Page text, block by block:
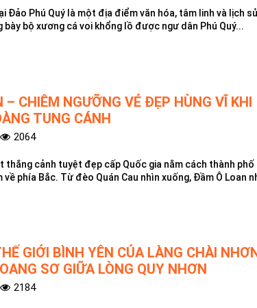
Đảo Phú Quý là một địa điểm văn hóa, tâm linh và lịch
bộ xương cá voi khổng lồ được ngư dân Phú Quý...
– CHIÊM NGƯỠNG VẺ ĐẸP HÙNG VĨ KHI
TUNG CÁNH
2064
thắng cảnh tuyệt đẹp cấp Quốc gia nằm cách thành phố
về phía Bắc. Từ đèo Quán Cau nhìn xuống, Đầm Ô Loan
GIỚI BÌNH YÊN CỦA LÀNG CHÀI
SƠ GIỮA LÒNG QUY NHƠN
2184